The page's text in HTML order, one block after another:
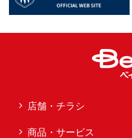
店舗・チラシ
商品・サービス